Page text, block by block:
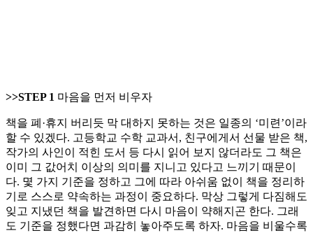
>>STEP 1 마음을 먼저 비우자
책을 폐·휴지 버리듯 막 대하지 못하는 것은 일종의 ‘미련’이라
할 수 있겠다. 고등학교 수학 교과서, 친구에게서 선물 받은 책,
작가의 사인이 적힌 도서 등 다시 읽어 보지 않더라도 그 책은
이미 그 값어치 이상의 의미를 지니고 있다고 느끼기 때문이
다. 몇 가지 기준을 정하고 그에 따라 아쉬움 없이 책을 정리하
기로 스스로 약속하는 과정이 중요하다. 막상 그렇게 다짐해도
잊고 지냈던 책을 발견하면 다시 마음이 약해지곤 한다. 그래
도 기준을 정했다면 과감히 놓아주도록 하자. 마음을 비울수록